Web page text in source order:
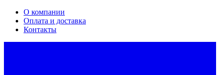
О компании
Оплата и доставка
Контакты